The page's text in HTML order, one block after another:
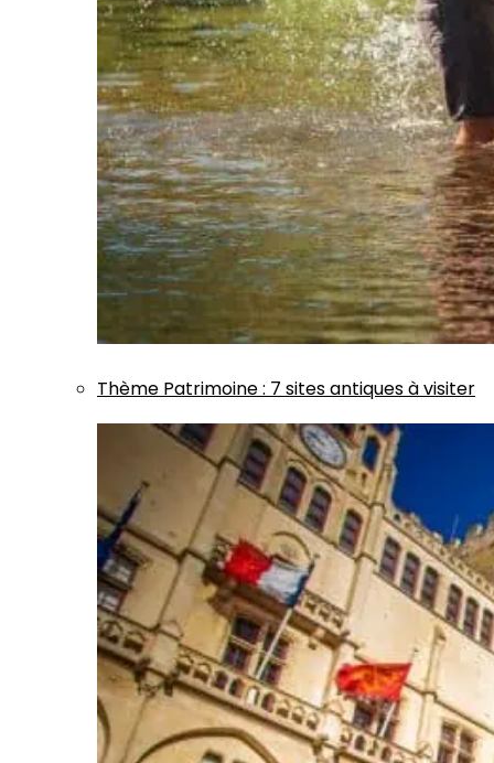
Thème Patrimoine: 7 sites antiques à visiter